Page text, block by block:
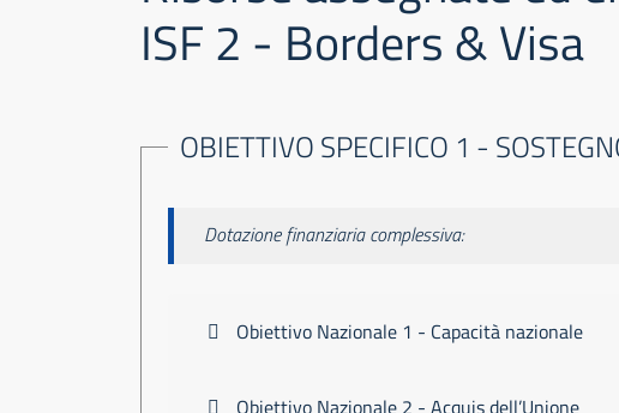
ISF 2 - Borders & Visa
OBIETTIVO SPECIFICO 1 -
Dotazione finanziaria complessiva:
Obiettivo Nazionale 1 - Capacità nazionale